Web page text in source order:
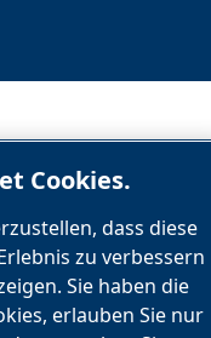
Cookies.
dass diese
zu verbessern
Sie haben die
erlauben Sie nur